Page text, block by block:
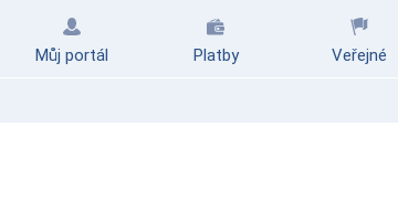
Můj portál Platby Veřejné